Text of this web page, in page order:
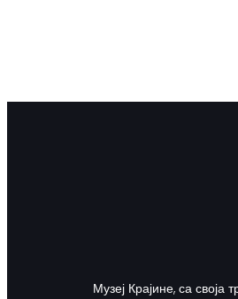
Музеј Крајине, са своја